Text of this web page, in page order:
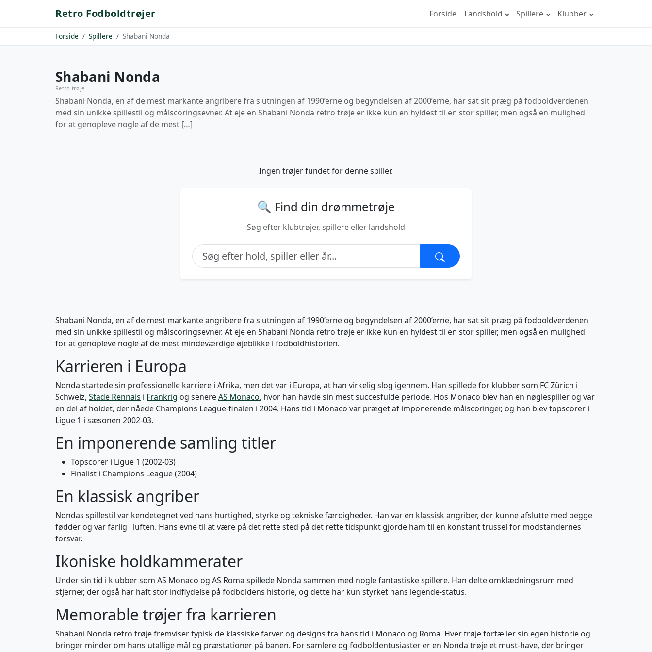
Retro Fodboldtrøjer Forside Landshold Spillere Klubber
Forside Spillere Shabani Nonda
Shabani Nonda
Retro trøje
Shabani Nonda, en af de mest markante angribere fra slutningen af 1990’erne og begyndelsen af 2000’erne, har sat sit præg på fodboldverdenen
med sin unikke spillestil og målscoringsevner. At eje en Shabani Nonda retro trøje er ikke kun en hyldest til en stor spiller, men også en mulighed
for at genopleve nogle af de mest […]
Ingen trøjer fundet for denne spiller.
🔍 Find din drømmetrøje
Søg efter klubtrøjer, spillere eller landshold
Shabani Nonda, en af de mest markante angribere fra slutningen af 1990’erne og begyndelsen af 2000’erne, har sat sit præg på fodboldverdenen
med sin unikke spillestil og målscoringsevner. At eje en Shabani Nonda retro trøje er ikke kun en hyldest til en stor spiller, men også en mulighed
for at genopleve nogle af de mest mindeværdige øjeblikke i fodboldhistorien.
Karrieren i Europa
Nonda startede sin professionelle karriere i Afrika, men det var i Europa, at han virkelig slog igennem. Han spillede for klubber som FC Zürich i
Schweiz, Stade Rennais i Frankrig og senereAS Monaco, hvor han havde sin mest succesfulde periode. Hos Monaco blev han en nøglespiller og var
en del af holdet, der nåede Champions League-finalen i 2004. Hans tid i Monaco var præget af imponerende målscoringer, og han blev topscorer i
Ligue 1 i sæsonen 2002-03.
En imponerende samling titler
Topscorer i Ligue 1 (2002-03)
Finalist i Champions League (2004)
En klassisk angriber
Nondas spillestil var kendetegnet ved hans hurtighed, styrke og tekniske færdigheder. Han var en klassisk angriber, der kunne afslutte med begge
fødder og var farlig i luften. Hans evne til at være på det rette sted på det rette tidspunkt gjorde ham til en konstant trussel for modstandernes
forsvar.
Ikoniske holdkammerater
Under sin tid i klubber som AS Monaco og AS Roma spillede Nonda sammen med nogle fantastiske spillere. Han delte omklædningsrum med
stjerner, der også har haft stor indflydelse på fodboldens historie, og dette har kun styrket hans legende-status.
Memorable trøjer fra karrieren
Shabani Nonda retro trøje fremviser typisk de klassiske farver og designs fra hans tid i Monaco og Roma. Hver trøje fortæller sin egen historie og
bringer minder om hans utallige mål og præstationer på banen. For samlere og fodboldentusiaster er en Nonda trøje et must-have, der bringer